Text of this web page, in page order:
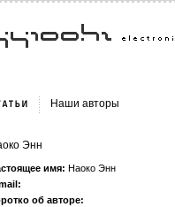
Наши авторы
Энн
имя: Наоко Энн
об авторе: